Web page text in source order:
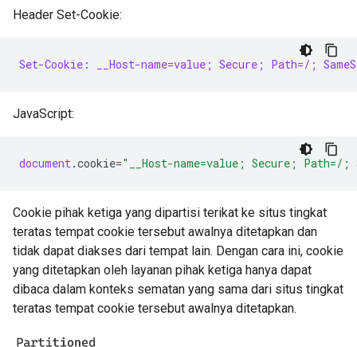
Header Set-Cookie:
Set-Cookie: __Host-name=value; Secure; Path=/;
JavaScript:
document.cookie="__Host-name=value; Secure; Path=/
Cookie pihak ketiga yang dipartisi terikat ke situs tingkat
teratas tempat cookie tersebut awalnya ditetapkan dan
tidak dapat diakses dari tempat lain. Dengan cara ini, cookie
yang ditetapkan oleh layanan pihak ketiga hanya dapat
dibaca dalam konteks sematan yang sama dari situs tingkat
teratas tempat cookie tersebut awalnya ditetapkan.